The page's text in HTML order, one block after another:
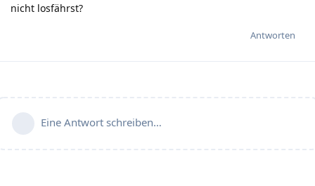
nicht losfährst?
Antworten
Eine Antwort schreiben…